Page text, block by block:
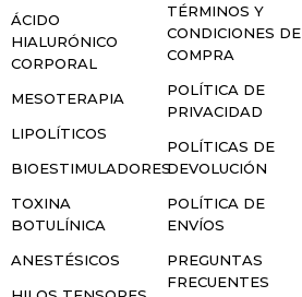
ÁCIDO
HIALURÓNICO
CORPORAL
MESOTERAPIA
LIPOLÍTICOS
BIOESTIMULADORES
TOXINA
BOTULÍNICA
ANESTÉSICOS
TÉRMINOS Y
CONDICIONES DE
COMPRA
POLÍTICA DE
PRIVACIDAD
POLÍTICAS DE
DEVOLUCIÓN
POLÍTICA DE
ENVÍOS
PREGUNTAS
FRECUENTES